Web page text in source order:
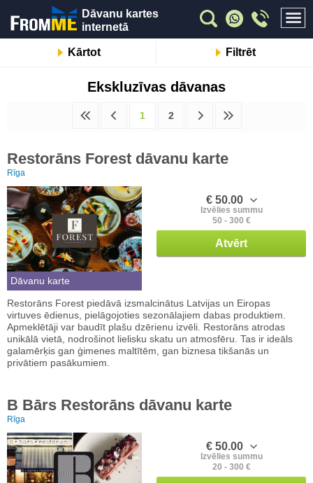
Dāvanu kartes
internetā
Kārtot Filtrēt
Ekskluzīvas dāvanas
1 2
Restorāns Forest dāvanu karte
Rīga
Dāvanu karte
€ 50.00
Izvēlies summu
50 - 300 €
Atvērt
Restorāns Forest piedāvā izsmalcinātus Latvijas un Eiropas
virtuves ēdienus, pielāgojoties sezonālajiem dabas produktiem.
Apmeklētāji var baudīt plašu dzērienu izvēli. Restorāns atrodas
unikālā vietā, nodrošinot lielisku skatu un atmosfēru. Tas ir ideāls
galamērķis gan ģimenes maltītēm, gan biznesa tikšanās un
privātiem pasākumiem.
B Bārs Restorāns dāvanu karte
Rīga
€ 50.00
Izvēlies summu
20 - 300 €